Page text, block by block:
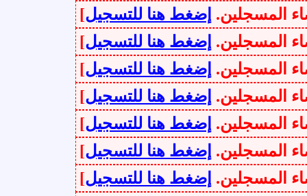
إضغط هنا للتسجيل]
إضغط هنا للتسجيل]
إضغط هنا للتسجيل]
إضغط هنا للتسجيل]
إضغط هنا للتسجيل]
إضغط هنا للتسجيل]
إضغط هنا للتسجيل]